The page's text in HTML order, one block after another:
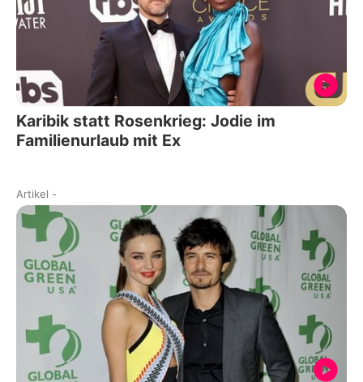
Karibik statt Rosenkrieg: Jodie im
Familienurlaub mit Ex
Artikel -